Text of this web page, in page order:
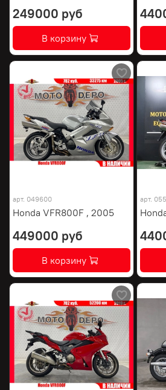
249000 руб
В корзину
арт. 049600
Honda VFR800F , 2005
449000 руб
В корзину
арт.